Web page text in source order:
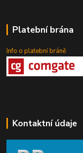
Platební brána
Info o platební bráně
Kontaktní údaje